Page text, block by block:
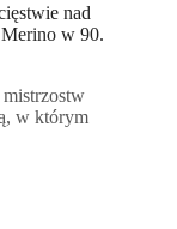
nad
w 90.
mistrzostw
w którym